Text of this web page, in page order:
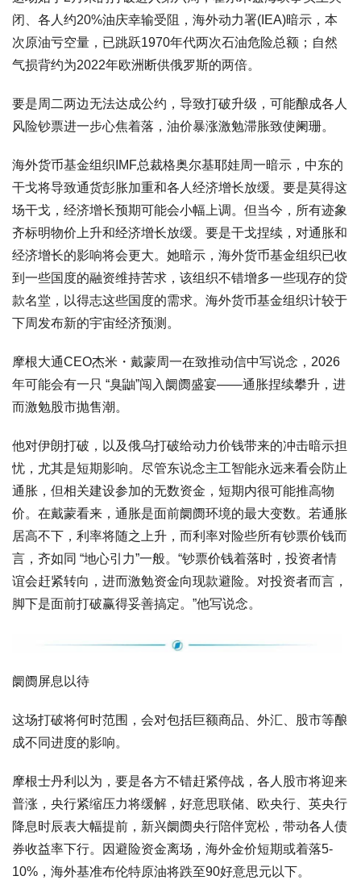
闭、各人约20%油庆幸输受阻，海外动力署(IEA)暗示，本
次原油亏空量，已跳跃1970年代两次石油危险总额；自然
气损背约为2022年欧洲断供俄罗斯的两倍。
要是周二两边无法达成公约，导致打破升级，可能酿成各人
风险钞票进一步心焦着落，油价暴涨激勉滞胀致使阑珊。
海外货币基金组织IMF总裁格奥尔基耶娃周一暗示，中东的
干戈将导致通货彭胀加重和各人经济增长放缓。要是莫得这
场干戈，经济增长预期可能会小幅上调。但当今，所有迹象
齐标明物价上升和经济增长放缓。要是干戈捏续，对通胀和
经济增长的影响将会更大。她暗示，海外货币基金组织已收
到一些国度的融资维持苦求，该组织不错增多一些现存的贷
款名堂，以得志这些国度的需求。海外货币基金组织计较于
下周发布新的宇宙经济预测。
摩根大通CEO杰米・戴蒙周一在致推动信中写说念，2026
年可能会有一只 “臭鼬”闯入阛阓盛宴——通胀捏续攀升，进
而激勉股市抛售潮。
他对伊朗打破，以及俄乌打破给动力价钱带来的冲击暗示担
忧，尤其是短期影响。尽管东说念主工智能永远来看会防止
通胀，但相关建设参加的无数资金，短期内很可能推高物
价。在戴蒙看来，通胀是面前阛阓环境的最大变数。若通胀
居高不下，利率将随之上升，而利率对险些所有钞票价钱而
言，齐如同 “地心引力”一般。“钞票价钱着落时，投资者情
谊会赶紧转向，进而激勉资金向现款避险。对投资者而言，
脚下是面前打破赢得妥善搞定。”他写说念。
阛阓屏息以待
这场打破将何时范围，会对包括巨额商品、外汇、股市等酿
成不同进度的影响。
摩根士丹利以为，要是各方不错赶紧停战，各人股市将迎来
普涨，央行紧缩压力将缓解，好意思联储、欧央行、英央行
降息时辰表大幅提前，新兴阛阓央行陪伴宽松，带动各人债
券收益率下行。因避险资金离场，海外金价短期或着落5-
10%，海外基准布伦特原油将跌至90好意思元以下。